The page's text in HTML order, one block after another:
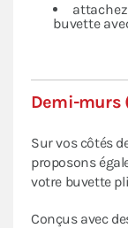
buvette
Demi-murs
Sur vos côtés
proposons
votre buvette
Conçus avec